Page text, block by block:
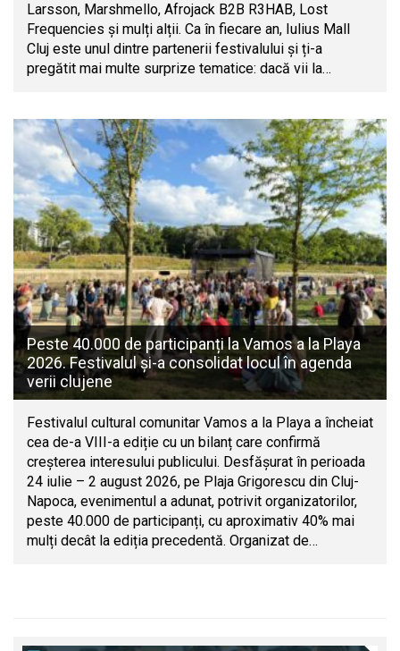
Larsson, Marshmello, Afrojack B2B R3HAB, Lost
Frequencies și mulți alții. Ca în fiecare an, Iulius Mall
Cluj este unul dintre partenerii festivalului și ți-a
pregătit mai multe surprize tematice: dacă vii la…
Peste 40.000 de participanți la Vamos a la Playa
2026. Festivalul și-a consolidat locul în agenda
verii clujene
Festivalul cultural comunitar Vamos a la Playa a încheiat
cea de-a VIII-a ediție cu un bilanț care confirmă
creșterea interesului publicului. Desfășurat în perioada
24 iulie – 2 august 2026, pe Plaja Grigorescu din Cluj-
Napoca, evenimentul a adunat, potrivit organizatorilor,
peste 40.000 de participanți, cu aproximativ 40% mai
mulți decât la ediția precedentă. Organizat de…